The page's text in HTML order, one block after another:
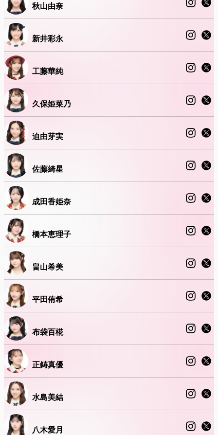
秋山由奈
新井彩永
工藤華純
久保姫菜乃
迫由芽実
佐藤綺星
成田香姫奈
橋本恵理子
畠山希美
平田侑希
布袋百椛
正鋳真優
水島美結
八木愛月